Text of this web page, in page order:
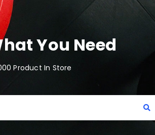
You Need
Product In Store